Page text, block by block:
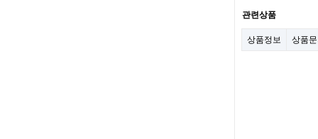
관련상품
상품정보 상품